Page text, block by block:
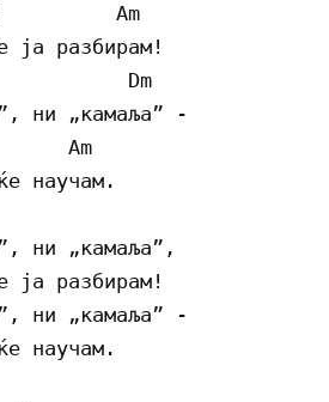
Am
ја разбирам!
Dm
ни „камаља” -
Am
научам.
ни „камаља”,
ја разбирам!
ни „камаља” -
научам.